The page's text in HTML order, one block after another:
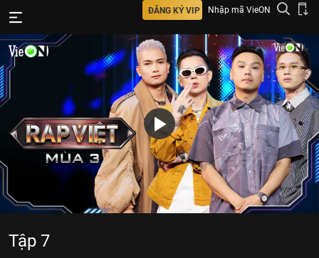
ĐĂNG KÝ VIP Nhập mã VieON
Tập 7